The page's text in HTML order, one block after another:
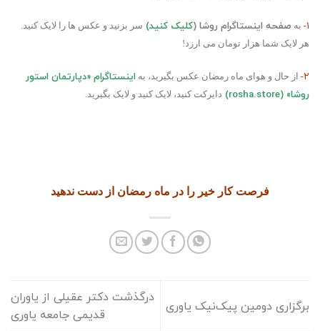
۱- به صفحه اینستاگرام روشا (کلیک کنید) سر بزنید و عکس ها را لایک کنید.
هر لایک شما هزار تومان می ارزد!
۲- از حال و هوای ماه رمضان عکس بگیرید، به اینستاگرام «دپارتمان استور
روشا» (rosha.store) دایرکت کنید، لایک کنید و لایک بگیرید .
فرصت کار خیر را در ماه رمضان از دست ندهید
برگزاری دومین پیک‌نیک یاوری
درگذشت دکتر عقیلی از یاوران
قدیمی جامعه یاوری